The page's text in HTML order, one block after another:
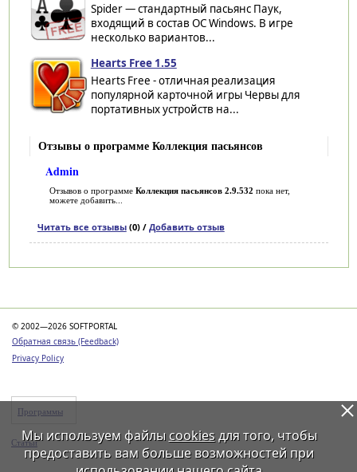
Spider — стандартный пасьянс Паук,
входящий в состав ОС Windows. В игре
несколько вариантов...
Hearts Free 1.55
Hearts Free - отличная реализация
популярной карточной игры Червы для
портативных устройств на...
Отзывы о программе Коллекция пасьянсов
Admin
Отзывов о программе Коллекция пасьянсов 2.9.532 пока нет,
можете добавить...
Читать все отзывы(0) / Добавить отзыв
© 2002—2026 SOFTPORTAL
Обратная связь (Feedback)
Privacy Policy
Программы
Статьи
Мы используем файлы cookiesдля того, чтобы
предоставить вам больше возможностей при